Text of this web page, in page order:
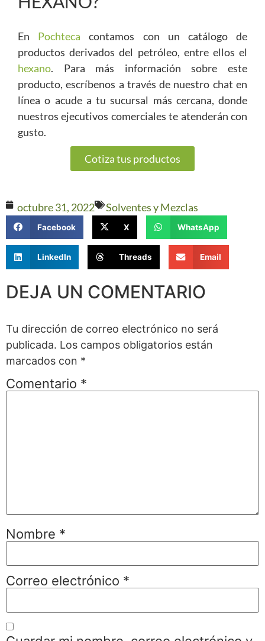
En Pochteca contamos con un catálogo de
productos derivados del petróleo, entre ellos el
hexano. Para más información sobre este
producto, escríbenos a través de nuestro chat en
línea o acude a tu sucursal más cercana, donde
nuestros ejecutivos comerciales te atenderán con
gusto.
Cotiza tus productos
octubre 31, 2022 Solventes y Mezclas
Facebook X WhatsApp
LinkedIn Threads Email
DEJA UN COMENTARIO
Tu dirección de correo electrónico no será
publicada. Los campos obligatorios están
marcados con *
Comentario *
Nombre *
Correo electrónico *